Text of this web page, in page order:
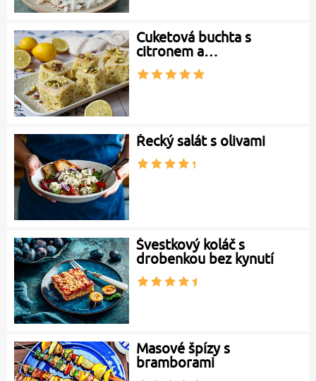
Cuketová buchta s
citronem a…
Řecký salát s olivami
Švestkový koláč s
drobenkou bez kynutí
Masové špízy s
bramborami